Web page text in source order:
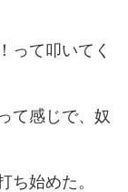
って叩いてく
て感じで、奴
ち始めた。